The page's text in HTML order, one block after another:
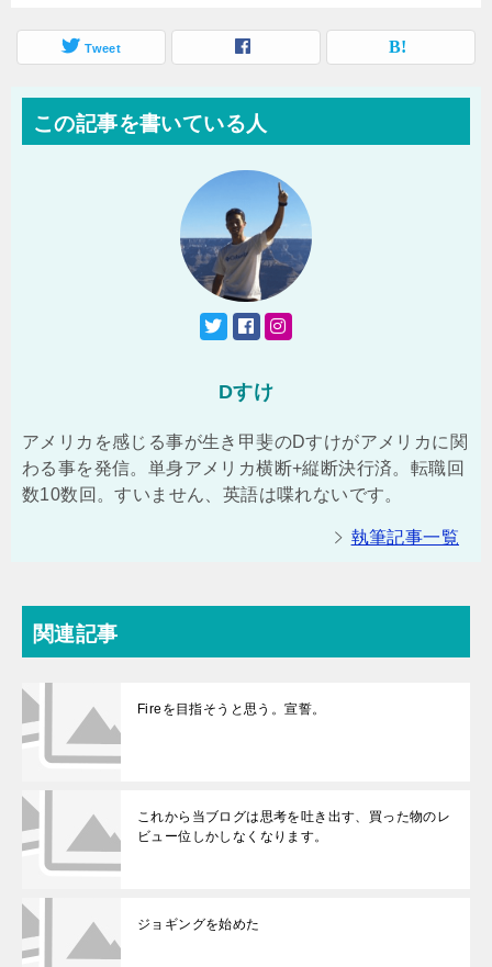
c
e
b
o
tt
er
e
n
a
c
k
et
Tweet
この記事を書いている人
Dすけ
アメリカを感じる事が生き甲斐のDすけがアメリカに関
わる事を発信。単身アメリカ横断+縦断決行済。転職回
数10数回。すいません、英語は喋れないです。
執筆記事一覧
関連記事
Fireを目指そうと思う。宣誓。
これから当ブログは思考を吐き出す、買った物のレ
ビュー位しかしなくなります。
ジョギングを始めた